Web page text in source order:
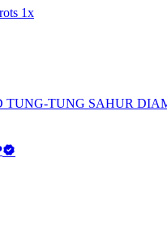
1x
TUNG-TUNG SAHUR